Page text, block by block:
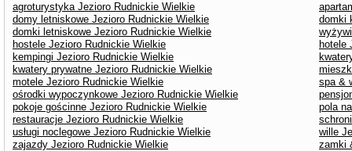
agroturystyka Jezioro Rudnickie Wielkie
domy letniskowe Jezioro Rudnickie Wielkie
domki
domki letniskowe Jezioro Rudnickie Wielkie
hostele Jezioro Rudnickie Wielkie
hotele
kempingi Jezioro Rudnickie Wielkie
kwatery prywatne Jezioro Rudnickie Wielkie
motele Jezioro Rudnickie Wielkie
spa &
ośrodki wypoczynkowe Jezioro Rudnickie Wielkie
pokoje gościnne Jezioro Rudnickie Wielkie
pola
restauracje Jezioro Rudnickie Wielkie
usługi noclegowe Jezioro Rudnickie Wielkie
wille
zajazdy Jezioro Rudnickie Wielkie
zamki